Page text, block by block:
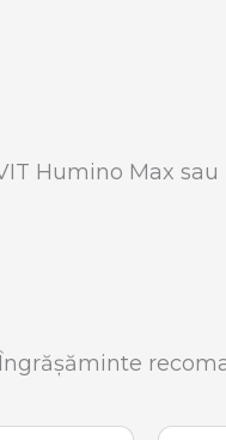
Humino Max
Îngrășăminte